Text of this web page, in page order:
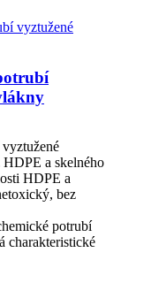
a skelného
HDPE a
bez
potrubí
charakteristické